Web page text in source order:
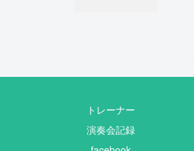
トレーナー
演奏会記録